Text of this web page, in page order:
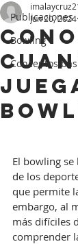
Publicaciones
Bowling
Conceptos
Jun 20, 2024
El bowling
de los
que permite
embargo, al
más difíciles
comprender